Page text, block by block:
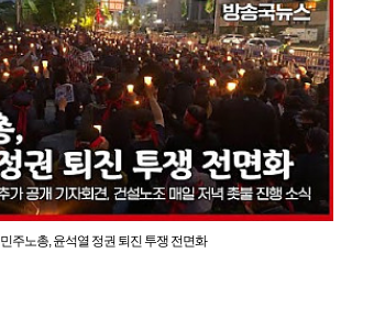
민주노총, 윤석열 정권 퇴진 투쟁 전면화